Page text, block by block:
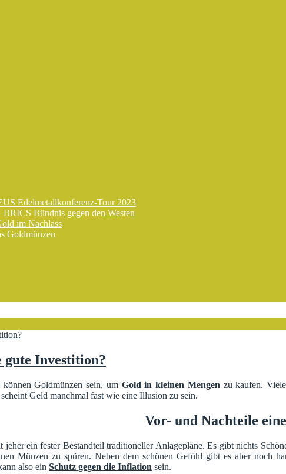
Edelmetallkonferenz-Tour 2023
Bündnis gegen den Westen
im Nachlass
Goldmünzen
gute Investition?
Goldmünzen sein, um Gold in kleinen Mengen zu kaufen.
Geld manchmal fast wie eine Illusion zu sein.
Vor- und Nachteile
jeher ein fester Bestandteil traditioneller Anlagepläne. Es gibt nichts
Münzen zu spüren. Neben dem schönen Gefühl gibt es aber noch
also ein Schutz gegen die Inflation sein.